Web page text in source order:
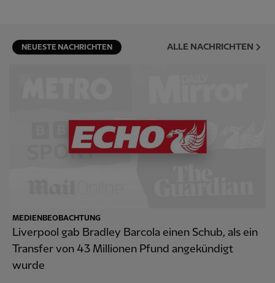
NEUESTE NACHRICHTEN ALLE NACHRICHTEN
MEDIENBEOBACHTUNG
Liverpool gab Bradley Barcola einen Schub, als ein
Transfer von 43 Millionen Pfund angekündigt
wurde